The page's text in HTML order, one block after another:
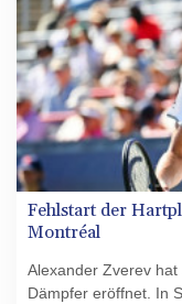
Fehlstart der
Montréal
Alexander Zverev
Dämpfer eröffnet. In